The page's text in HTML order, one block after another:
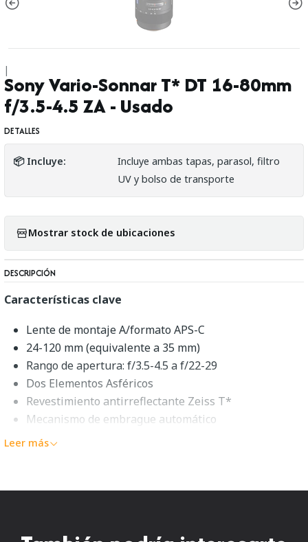
|
Sony Vario-Sonnar T* DT 16-80mm
f/3.5-4.5 ZA - Usado
DETALLES
📦 Incluye:
Incluye ambas tapas, parasol, filtro
UV y bolso de transporte
Mostrar stock de ubicaciones
DESCRIPCIÓN
Características clave
Lente de montaje A/formato APS-C
24-120 mm (equivalente a 35 mm)
Rango de apertura: f/3.5-4.5 a f/22-29
Dos Elementos Asféricos
Revestimiento antirreflectante Zeiss T*
Mecanismo de embrague automático
Enfoque interno
Vario-Sonnar T* DT 16-80mm
Leer más